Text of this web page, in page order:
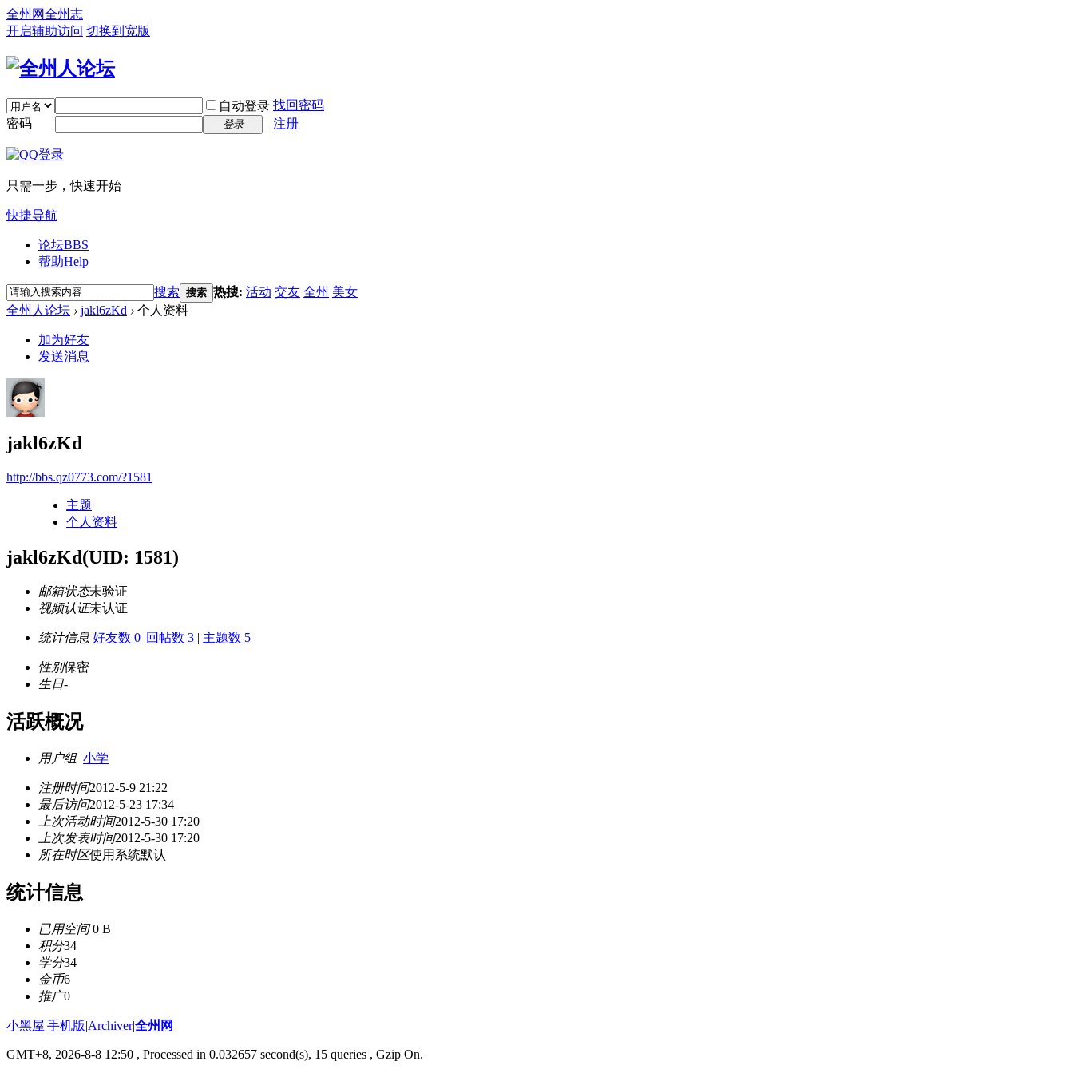
全州网全州志
开启辅助访问 切换到宽版
自动登录 找回密码
密码
登录 注册
只需一步，快速开始
快捷导航
论坛BBS
帮助Help
搜索 搜索 热搜: 活动 交友 全州 美女
全州人论坛 › jakl6zKd › 个人资料
加为好友
发送消息
jakl6zKd
http://bbs.qz0773.com/?1581
主题
个人资料
jakl6zKd(UID: 1581)
邮箱状态未验证
视频认证未认证
统计信息 好友数 0 |回帖数 3 | 主题数 5
性别保密
生日-
活跃概况
用户组 小学
注册时间2012-5-9 21:22
最后访问2012-5-23 17:34
上次活动时间2012-5-30 17:20
上次发表时间2012-5-30 17:20
所在时区使用系统默认
统计信息
已用空间0 B
积分34
学分34
金币6
推广0
小黑屋|手机版|Archiver|全州网
GMT+8, 2026-8-8 12:50 , Processed in 0.032657 second(s), 15 queries , Gzip On.